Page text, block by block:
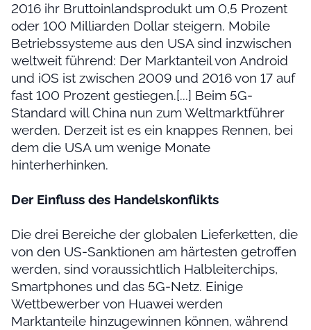
2016 ihr Bruttoinlandsprodukt um 0,5 Prozent
oder 100 Milliarden Dollar steigern. Mobile
Betriebssysteme aus den USA sind inzwischen
weltweit führend: Der Marktanteil von Android
und iOS ist zwischen 2009 und 2016 von 17 auf
fast 100 Prozent gestiegen.[...] Beim 5G-
Standard will China nun zum Weltmarktführer
werden. Derzeit ist es ein knappes Rennen, bei
dem die USA um wenige Monate
hinterherhinken.
Der Einfluss des Handelskonflikts
Die drei Bereiche der globalen Lieferketten, die
von den US-Sanktionen am härtesten getroffen
werden, sind voraussichtlich Halbleiterchips,
Smartphones und das 5G-Netz. Einige
Wettbewerber von Huawei werden
Marktanteile hinzugewinnen können, während